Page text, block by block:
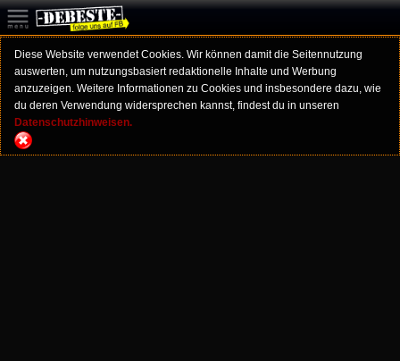
Diese Website verwendet Cookies. Wir können damit die Seitennutzung
auswerten, um nutzungsbasiert redaktionelle Inhalte und Werbung
anzuzeigen. Weitere Informationen zu Cookies und insbesondere dazu, wie
du deren Verwendung widersprechen kannst, findest du in unseren
Datenschutzhinweisen.